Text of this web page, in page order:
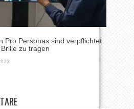
Pro Personas sind verpflichtet
zu tragen